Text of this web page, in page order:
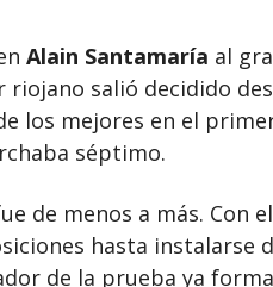
Alain Santamaría al
riojano salió decidido
los mejores en el
séptimo.
de menos a más. Con
hasta instalarse
de la prueba ya